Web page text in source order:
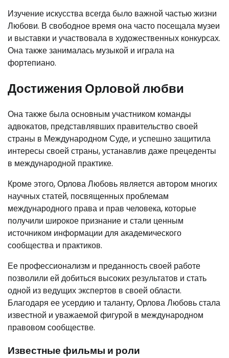
Изучение искусства всегда было важной частью жизни
Любови. В свободное время она часто посещала музеи
и выставки и участвовала в художественных конкурсах.
Она также занималась музыкой и играла на
фортепиано.
Достижения Орловой любви
Она также была основным участником команды
адвокатов, представлявших правительство своей
страны в Международном Суде, и успешно защитила
интересы своей страны, устанавлив даже прецеденты
в международной практике.
Кроме этого, Орлова Любовь является автором многих
научных статей, посвященных проблемам
международного права и прав человека, которые
получили широкое признание и стали ценным
источником информации для академического
сообщества и практиков.
Ее профессионализм и преданность своей работе
позволили ей добиться высоких результатов и стать
одной из ведущих экспертов в своей области.
Благодаря ее усердию и таланту, Орлова Любовь стала
известной и уважаемой фигурой в международном
правовом сообществе.
Известные фильмы и роли